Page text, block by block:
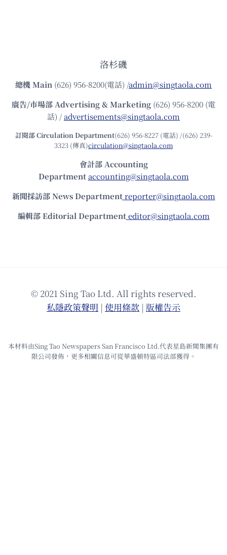
洛杉磯
總機Main (626) 956-8200(電話) /admin@singtaola.com
廣告/市場部Advertising & Marketing (626) 956-8200 (電
話) /advertisements@singtaola.com
訂閱部 Circulation Department(626) 956-8227 (電話) /(626) 239-
3323 (傳真)circulation@singtaola.com
會計部 Accounting
Department accounting@singtaola.com
新聞採訪部 News Department reporter@singtaola.com
編輯部 Editorial Department editor@singtaola.com
© 2021 Sing Tao Ltd. All rights reserved.
私隱政策聲明 | 使⽤條款 | 版權告⽰
本材料由Sing Tao Newspapers San Francisco Ltd.代表星島新聞集團有
限公司發佈，更多相關信息可從華盛頓特區司法部獲得。